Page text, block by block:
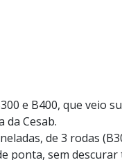
e B400, que veio
da Cesab.
de 3 rodas
ponta, sem